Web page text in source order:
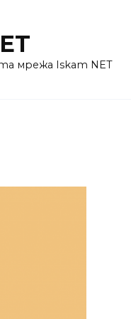
мрежа Iskam NET